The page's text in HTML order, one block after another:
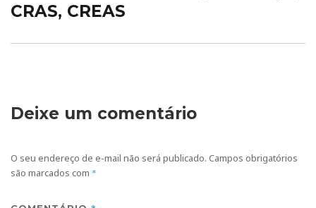
CRAS, CREAS
Deixe um comentário
O seu endereço de e-mail não será publicado. Campos obrigatórios
são marcados com *